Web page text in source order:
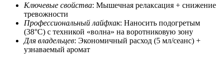
Ключевые свойства: Мышечная релаксация + снижение
тревожности
Профессиональный лайфхак: Наносить подогретым
(38°C) с техникой «волна» на воротниковую зону
Для владельцев: Экономичный расход (5 мл/сеанс) +
узнаваемый аромат